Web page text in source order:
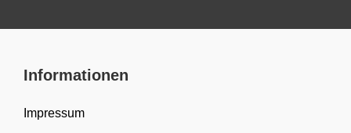
Informationen
Impressum